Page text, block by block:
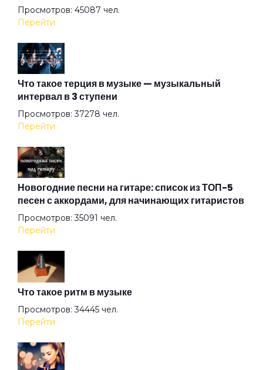
Алмазная душа
Амазонка
Ангел на свече
Ангел
Арена
Аристократы
Атлантида
Просмотров: 45087 чел.
Перейти
Что такое терция в музыке — музыкальный
интервал в 3 ступени
Просмотров: 37278 чел.
Перейти
Новогодние песни на гитаре: список из ТОП-5
песен с аккордами, для начинающих гитаристов
Просмотров: 35091 чел.
Перейти
Что такое ритм в музыке
Просмотров: 34445 чел.
Перейти